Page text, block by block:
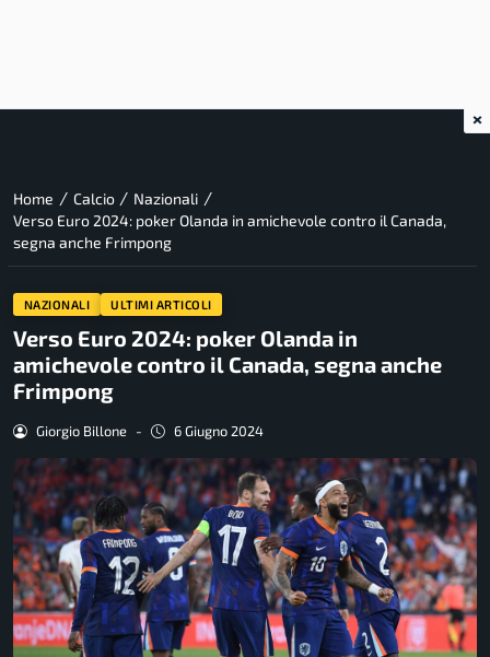
Home / Calcio / Nazionali /
Verso Euro 2024: poker Olanda in amichevole contro il Canada,
segna anche Frimpong
NAZIONALI ULTIMI ARTICOLI
Verso Euro 2024: poker Olanda in
amichevole contro il Canada, segna anche
Frimpong
Giorgio Billone - 6 Giugno 2024
×